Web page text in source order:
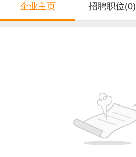
企业主页 招聘职位(0)